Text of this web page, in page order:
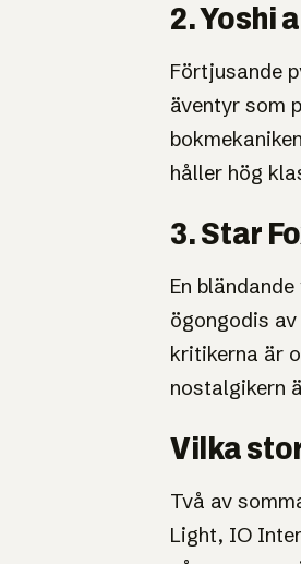
2. Yoshi
Förtjusande
äventyr som
håller hög
3. Star
En
ögongodis
kritikerna är
nostalgikern
Vilka
Två av
Light, IO